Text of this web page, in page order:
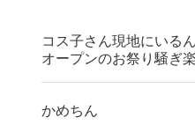
コス子さん現地にいる
オープンのお祭り騒ぎ
かめちん